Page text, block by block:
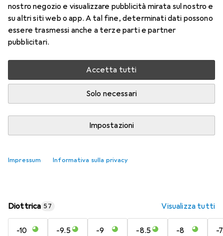
nostro negozio e visualizzare pubblicità mirata sul nostro e
su altri siti web o app. A tal fine, determinati dati possono
essere trasmessi anche a terze parti e partner
pubblicitari.
Accetta tutti
Solo necessari
Impostazioni
Impressum Informativa sulla privacy
Prezzo in EUR IVA incl.
Consegna tra lun, 17/8 e mer, 19/8
Più di 10 pezzi in stock presso il fornitore
Aggiungi al carrello
Diottrica 57 Visualizza tutti
-10 -9.5 -9 -8.5 -8 -